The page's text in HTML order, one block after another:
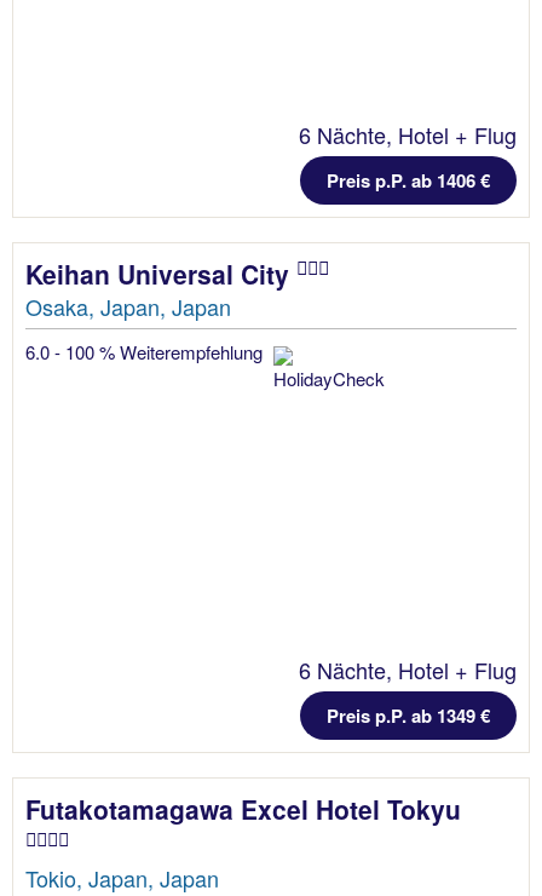
6 Nächte, Hotel + Flug
Preis p.P. ab 1406 €
Keihan Universal City
Osaka, Japan, Japan
6.0 - 100 % Weiterempfehlung
6 Nächte, Hotel + Flug
Preis p.P. ab 1349 €
Futakotamagawa Excel Hotel Tokyu
Tokio, Japan, Japan